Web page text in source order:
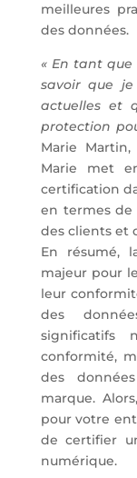
meilleures
des données.
« En tant que
savoir que
actuelles et
protection
Marie
Marie met
certification
en termes de
des clients et
En résumé,
majeur pour
leur
des
significatifs
conformité,
des
marque.
pour votre
de certifier
numérique.